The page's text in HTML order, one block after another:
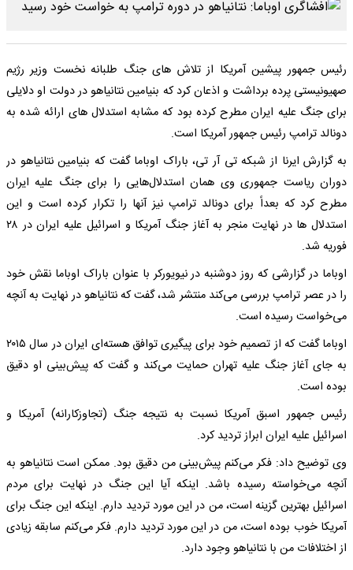
رئیس جمهور پیشین آمریکا از تلاش های جنگ طلبانه نخست وزیر رژیم
صهیونیستی پرده برداشت و اذعان کرد که بنیامین نتانیاهو در دولت او دلایلی
برای جنگ علیه ایران مطرح کرده بود که مشابه استدلال های ارائه شده به
دونالد ترامپ رئیس جمهور آمریکا است.
به گزارش ایرنا از شبکه تی آر تی، باراک اوباما گفت که بنیامین نتانیاهو در
دوران ریاست جمهوری وی همان استدلال‌هایی را برای جنگ علیه ایران
مطرح کرد که بعداً برای دونالد ترامپ نیز آنها را تکرار کرده است و این
استدلال ها در نهایت منجر به آغاز جنگ آمریکا و اسرائیل علیه ایران در ۲۸
فوریه شد.
اوباما در گزارشی که روز دوشنبه در نیویورکر با عنوان باراک اوباما نقش خود
را در عصر ترامپ بررسی می‌کند منتشر شد، گفت که نتانیاهو در نهایت به آنچه
می‌خواست رسیده است.
اوباما گفت که از تصمیم خود برای پیگیری توافق هسته‌ای ایران در سال ۲۰۱۵
به جای آغاز جنگ علیه تهران حمایت می‌کند و گفت که پیش‌بینی او دقیق
بوده است.
رئیس جمهور اسبق آمریکا نسبت به نتیجه جنگ (تجاوزکارانه) آمریکا و
اسرائیل علیه ایران ابراز تردید کرد.
وی توضیح داد: فکر می‌کنم پیش‌بینی من دقیق بود. ممکن است نتانیاهو به
آنچه می‌خواسته رسیده باشد. اینکه آیا این جنگ در نهایت برای مردم
اسرائیل بهترین گزینه است، من در این مورد تردید دارم. اینکه این جنگ برای
آمریکا خوب بوده است، من در این مورد تردید دارم. فکر می‌کنم سابقه زیادی
از اختلافات من با نتانیاهو وجود دارد.